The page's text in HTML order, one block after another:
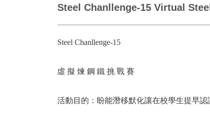
Steel Chanllenge-15 Virtual
Steel Chanllenge-15
虛 擬 煉 鋼 鐵 挑 戰 賽
活動目的：盼能潛移默化讓在校學生提早認